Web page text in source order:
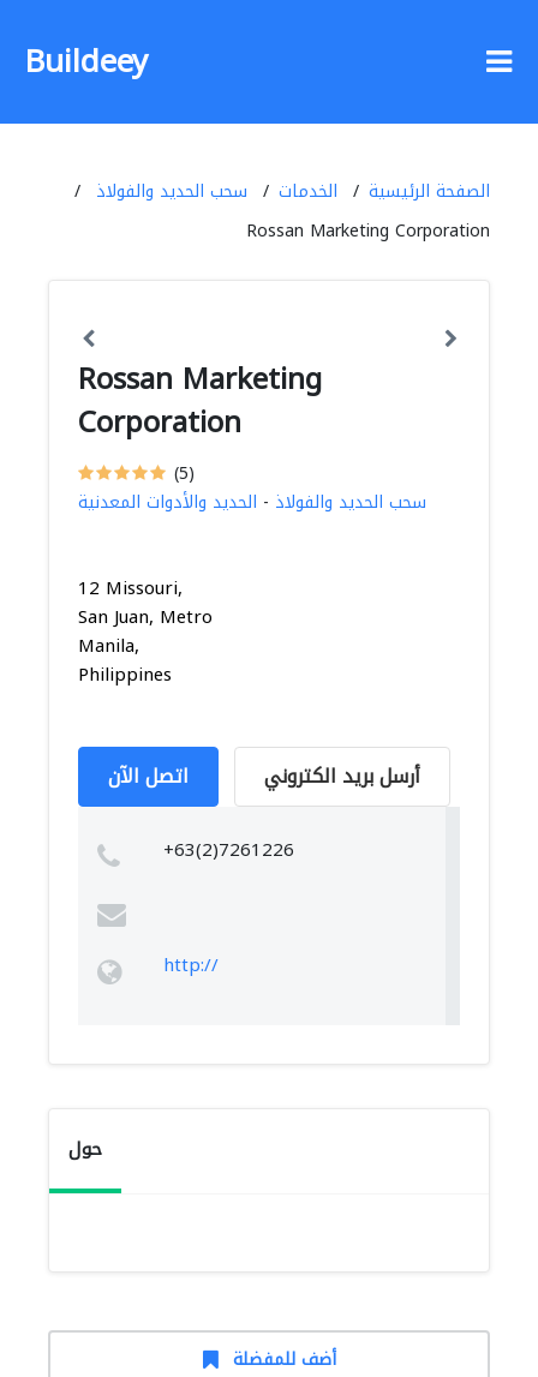
Buildeey
الصفحة الرئيسية الخدمات
سحب الحديد والفولاذ
Rossan Marketing Corporation
Rossan Marketing
Corporation
(5)
سحب الحديد والفولاذ - الحديد والأدوات المعدنية
12 Missouri,
San Juan, Metro
Manila,
Philippines
اتصل الآن أرسل بريد الكتروني
+63(2)7261226
http://
حول
أضف للمفضلة